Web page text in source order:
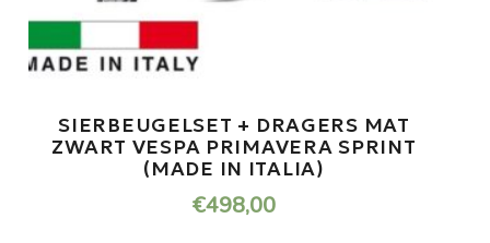
KLEDING HANDSCHOENSET TUCANO
NEW URBANO 9984U
€37,80